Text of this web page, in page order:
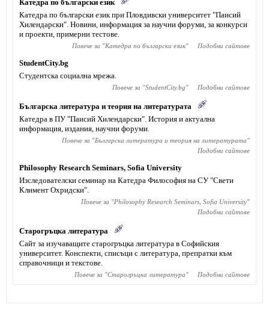
Катедра по български език
Катедра по български език при Пловдивски университет "Паисий
Хилендарски". Новини, информация за научни форуми, за конкурси
и проекти, примерни тестове.
Повече за "Катедра по български език" Подобни сайтове
StudentCity.bg
Студентска социална мрежа.
Повече за "StudentCity.bg" Подобни сайтове
Българска литература и теория на литературата
Катедра в ПУ "Паисий Хилендарски". История и актуална
информация, издания, научни форуми.
Повече за "Българска литература и теория на литературата"
Подобни сайтове
Philosophy Research Seminars, Sofia University
Изследователски семинар на Катедра Философия на СУ "Свети
Климент Охридски".
Повече за "Philosophy Research Seminars, Sofia University"
Подобни сайтове
Старогръцка литература
Сайт за изучаващите старогръцка литература в Софийския
университет. Конспекти, списъци с литература, препратки към
справочници и текстове.
Повече за "Старогръцка литература" Подобни сайтове